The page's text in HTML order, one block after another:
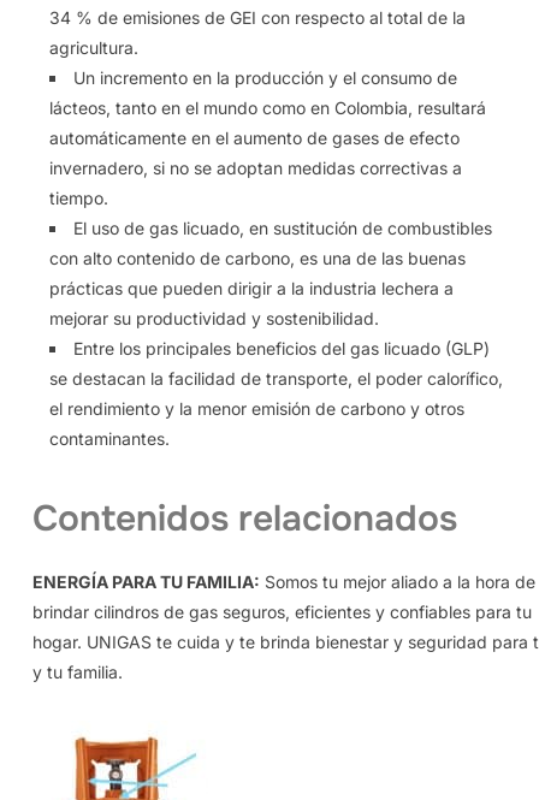
34 % de emisiones de GEI con respecto al total de la
agricultura.
Un incremento en la producción y el consumo de
lácteos, tanto en el mundo como en Colombia, resultará
automáticamente en el aumento de gases de efecto
invernadero, si no se adoptan medidas correctivas a
tiempo.
El uso de gas licuado, en sustitución de combustibles
con alto contenido de carbono, es una de las buenas
prácticas que pueden dirigir a la industria lechera a
mejorar su productividad y sostenibilidad.
Entre los principales beneficios del gas licuado (GLP)
se destacan la facilidad de transporte, el poder calorífico,
el rendimiento y la menor emisión de carbono y otros
contaminantes.
Contenidos relacionados
ENERGÍA PARA TU FAMILIA: Somos tu mejor aliado a la hora de
brindar cilindros de gas seguros, eficientes y confiables para tu
hogar. UNIGAS te cuida y te brinda bienestar y seguridad para
y tu familia.